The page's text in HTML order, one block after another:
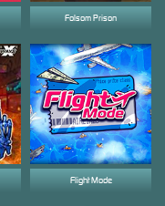
Folsom Prison
Flight Mode